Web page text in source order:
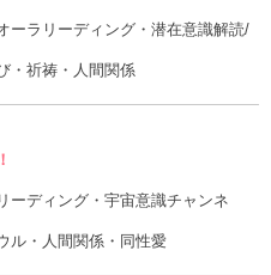
ーラリーディング・潜在意識解読/
・祈祷・人間関係
ーディング・宇宙意識チャンネ
ル・人間関係・同性愛